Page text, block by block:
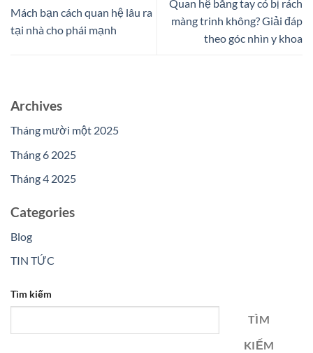
Mách bạn cách quan hệ lâu ra
tại nhà cho phái mạnh
Quan hệ bằng tay có bị rách
màng trinh không? Giải đáp
theo góc nhìn y khoa
Archives
Tháng mười một 2025
Tháng 6 2025
Tháng 4 2025
Categories
Blog
TIN TỨC
Tìm kiếm
TÌM
KIẾM